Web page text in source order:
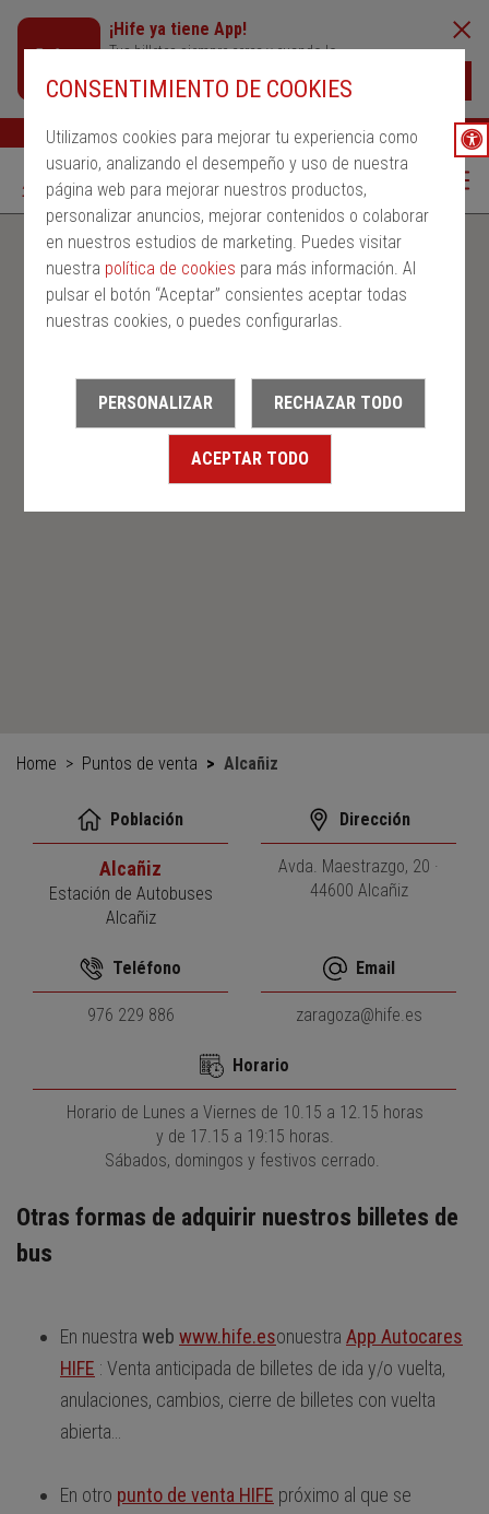
CONSENTIMIENTO DE COOKIES
Utilizamos cookies para mejorar tu experiencia como
usuario, analizando el desempeño y uso de nuestra
página web para mejorar nuestros productos,
personalizar anuncios, mejorar contenidos o colaborar
en nuestros estudios de marketing. Puedes visitar
nuestra política de cookies para más información. Al
pulsar el botón “Aceptar” consientes aceptar todas
nuestras cookies, o puedes configurarlas.
PERSONALIZAR RECHAZAR TODO
ACEPTAR TODO
¡Hife ya tiene App!
Tus billetes siempre cerca y cuando lo
Buscar Ayuda ESP
Home Puntos de venta Alcañiz
Población
Alcañiz
Estación de Autobuses
Alcañiz
Dirección
Avda. Maestrazgo, 20 ·
44600 Alcañiz
Teléfono
976 229 886
Email
zaragoza@hife.es
Horario
Horario de Lunes a Viernes de 10.15 a 12.15 horas
y de 17.15 a 19:15 horas.
Sábados, domingos y festivos cerrado.
Otras formas de adquirir nuestros billetes de
bus
En nuestra web www.hife.esonuestra App Autocares
HIFE : Venta anticipada de billetes de ida y/o vuelta,
anulaciones, cambios, cierre de billetes con vuelta
abierta…
En otro punto de venta HIFE próximo al que se